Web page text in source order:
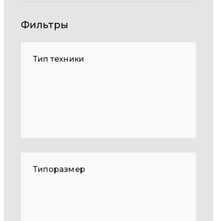
Фильтры
Тип техники
Типоразмер